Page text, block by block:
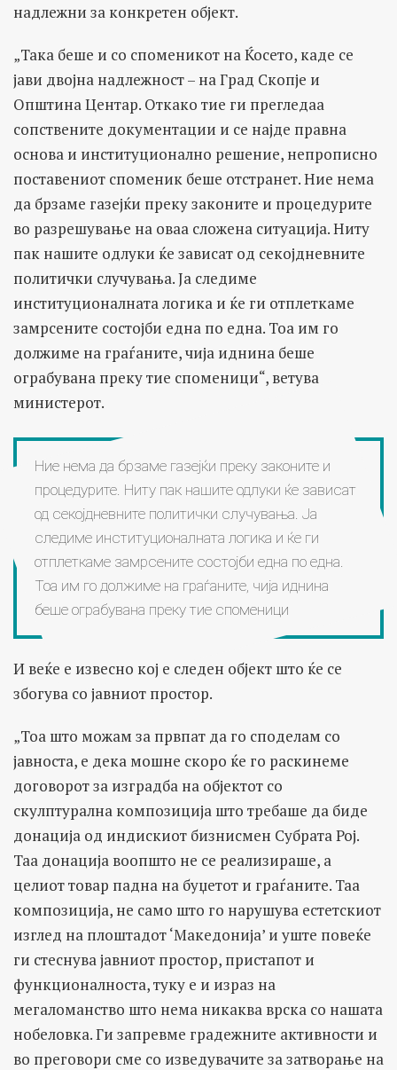
надлежни за конкретен објект.
„Така беше и со споменикот на Ќосето, каде се
јави двојна надлежност – на Град Скопје и
Општина Центар. Откако тие ги прегледаа
сопствените документации и се најде правна
основа и институционално решение, непрописно
поставениот споменик беше отстранет. Ние нема
да брзаме газејќи преку законите и процедурите
во разрешување на оваа сложена ситуација. Ниту
пак нашите одлуки ќе зависат од секојдневните
политички случувања. Ја следиме
институционалната логика и ќе ги отплеткаме
замрсените состојби една по една. Тоа им го
должиме на граѓаните, чија иднина беше
ограбувана преку тие споменици“, ветува
министерот.
Ние нема да брзаме газејќи преку законите и
процедурите. Ниту пак нашите одлуки ќе зависат
од секојдневните политички случувања. Ја
следиме институционалната логика и ќе ги
отплеткаме замрсените состојби една по една.
Тоа им го должиме на граѓаните, чија иднина
беше ограбувана преку тие споменици
И веќе е извесно кој е следен објект што ќе се
збогува со јавниот простор.
„Тоа што можам за првпат да го споделам со
јавноста, е дека мошне скоро ќе го раскинеме
договорот за изградба на објектот со
скулптурална композиција што требаше да биде
донација од индискиот бизнисмен Субрата Рој.
Таа донација воопшто не се реализираше, а
целиот товар падна на буџетот и граѓаните. Таа
композиција, не само што го нарушува естетскиот
изглед на плоштадот ‘Македонија’ и уште повеќе
ги стеснува јавниот простор, пристапот и
функционалноста, туку е и израз на
мегаломанство што нема никаква врска со нашата
нобеловка. Ги запревме градежните активности и
во преговори сме со изведувачите за затворање на